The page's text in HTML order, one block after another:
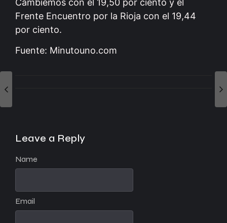
Frente Encuentro por la Rioja con el 19,44
por ciento.
Fuente: Minutouno.com
Leave a Reply
Name
Email